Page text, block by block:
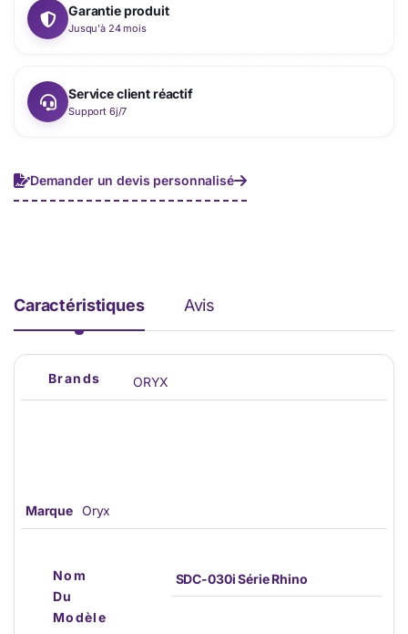
Garantie produit
Jusqu'à 24 mois
Service client réactif
Support 6j/7
Demander un devis personnalisé
Caractéristiques Avis
Brands ORYX
Marque Oryx
Nom
Du
Modèle
SDC-030i Série Rhino